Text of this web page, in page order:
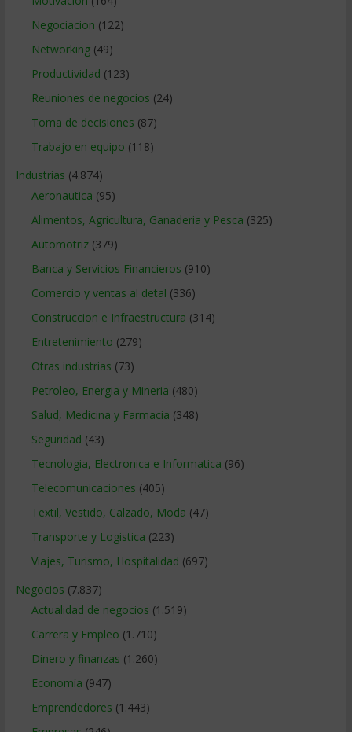
Negociacion (122)
Networking(49)
Productividad (123)
Reuniones de negocios (24)
Toma de decisiones (87)
Trabajo en equipo (118)
Industrias (4.874)
Aeronautica (95)
Alimentos, Agricultura, Ganaderia y Pesca (325)
Automotriz(379)
Banca y Servicios Financieros (910)
Comercio y ventas al detal (336)
Construccion e Infraestructura (314)
Entretenimiento (279)
Otras industrias (73)
Petroleo, Energia y Mineria (480)
Salud, Medicina y Farmacia (348)
Seguridad (43)
Tecnologia, Electronica e Informatica (96)
Telecomunicaciones (405)
Textil, Vestido, Calzado, Moda (47)
Transporte y Logistica (223)
Viajes, Turismo, Hospitalidad (697)
Negocios (7.837)
Actualidad de negocios (1.519)
Carrera y Empleo (1.710)
Dinero y finanzas (1.260)
Economía (947)
Emprendedores (1.443)